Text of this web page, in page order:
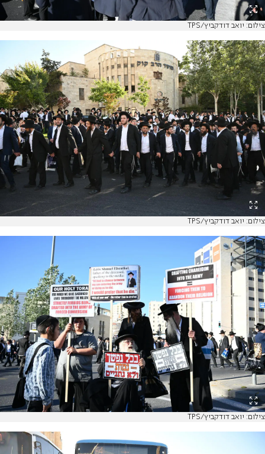
צילום: יואב דודקביץ/TPS
צילום: יואב דודקביץ/TPS
צילום: יואב דודקביץ/TPS